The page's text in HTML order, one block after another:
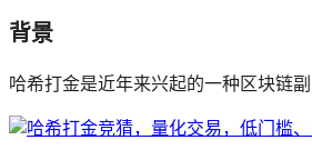
背景
哈希打金是近年来兴起的一种区块链